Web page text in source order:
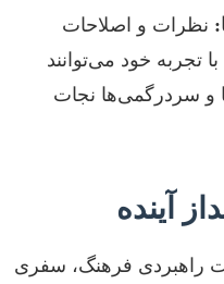
نظرات و اصلاحات
تجربه خود می‌توانند
و سردرگمی‌ها نجات
راهبردی فرهنگ، سفری